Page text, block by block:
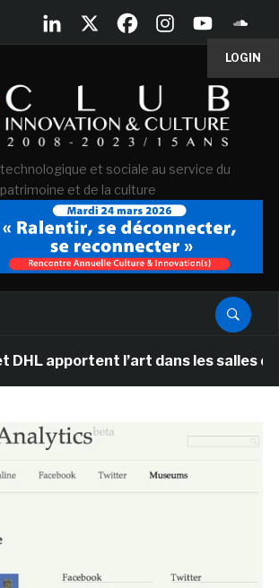
LOGIN
et sociale au service du
patrimoine et de la culture
l’art dans les salles de